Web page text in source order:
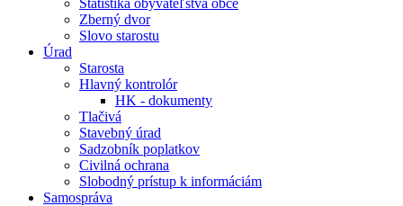
Štatistika obyvateľstva obce
Zberný dvor
Slovo starostu
Úrad
Starosta
Hlavný kontrolór
HK - dokumenty
Tlačivá
Stavebný úrad
Sadzobník poplatkov
Civilná ochrana
Slobodný prístup k informáciám
Samospráva